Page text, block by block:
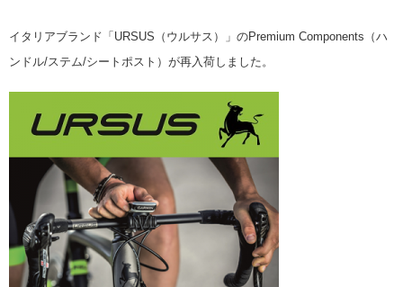
イタリアブランド「URSUS（ウルサス）」のPremium Components（ハ
ンドル/ステム/シートポスト）が再入荷しました。